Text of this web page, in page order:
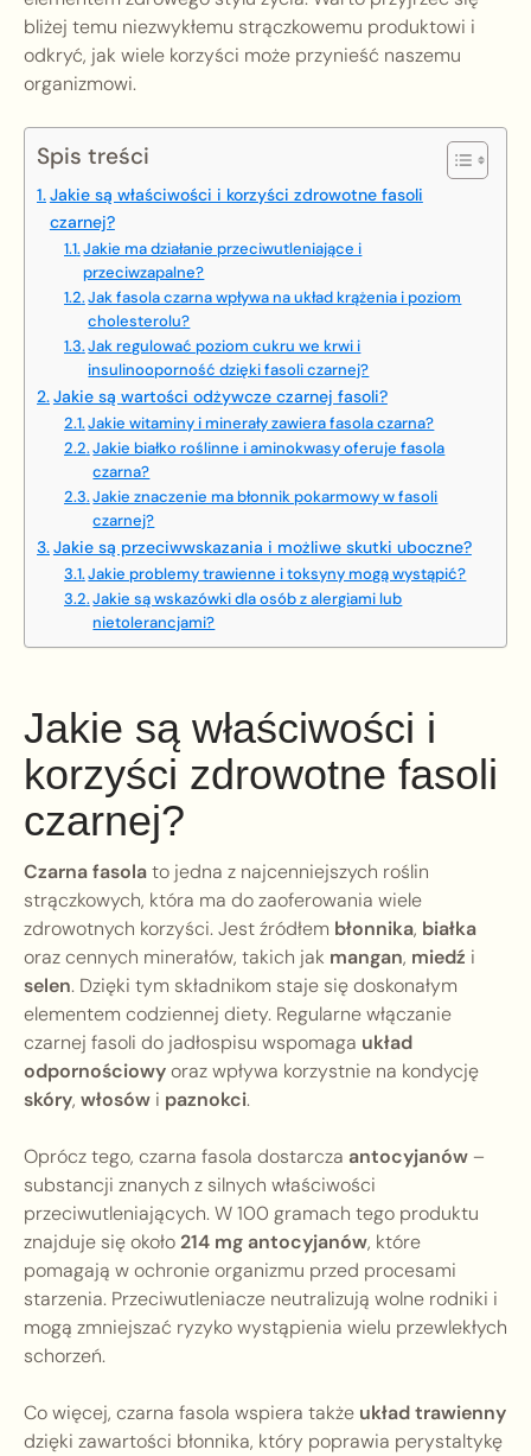
bliżej temu niezwykłemu strączkowemu produktowi i
odkryć, jak wiele korzyści może przynieść naszemu
organizmowi.
Spis treści
Jakie są właściwości i korzyści zdrowotne fasoli
czarnej?
Jakie ma działanie przeciwutleniające i
przeciwzapalne?
Jak fasola czarna wpływa na układ krążenia i poziom
cholesterolu?
Jak regulować poziom cukru we krwi i
insulinooporność dzięki fasoli czarnej?
Jakie są wartości odżywcze czarnej fasoli?
Jakie witaminy i minerały zawiera fasola czarna?
Jakie białko roślinne i aminokwasy oferuje fasola
czarna?
Jakie znaczenie ma błonnik pokarmowy w fasoli
czarnej?
Jakie są przeciwwskazania i możliwe skutki uboczne?
Jakie problemy trawienne i toksyny mogą wystąpić?
Jakie są wskazówki dla osób z alergiami lub
nietolerancjami?
Jakie są właściwości i
korzyści zdrowotne fasoli
czarnej?
Czarna fasolato jedna z najcenniejszych roślin
strączkowych, która ma do zaoferowania wiele
zdrowotnych korzyści. Jest źródłem błonnika, białka
oraz cennych minerałów, takich jak mangan, miedź i
selen. Dzięki tym składnikom staje się doskonałym
elementem codziennej diety. Regularne włączanie
czarnej fasoli do jadłospisu wspomaga układ
odpornościowyoraz wpływa korzystnie na kondycję
skóry, włosów i paznokci.
Oprócz tego, czarna fasola dostarcza antocyjanów–
substancji znanych z silnych właściwości
przeciwutleniających. W 100 gramach tego produktu
znajduje się około214 mg antocyjanów, które
pomagają w ochronie organizmu przed procesami
starzenia. Przeciwutleniacze neutralizują wolne rodniki i
mogą zmniejszać ryzyko wystąpienia wielu przewlekłych
schorzeń.
Co więcej, czarna fasola wspiera także układ trawienny
dzięki zawartości błonnika, który poprawia perystaltykę